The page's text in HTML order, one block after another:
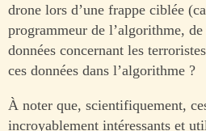
drone lors d’une frappe ciblée
programmeur de l’algorithme,
données concernant les
ces données dans l’algorithme ?
À noter que, scientifiquement,
incroyablement intéressants et